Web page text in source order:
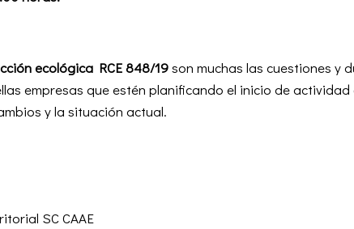
ecológica RCE 848/19son muchas las cuestiones y
empresas que estén planificando el inicio de
y la situación actual.
SC CAAE